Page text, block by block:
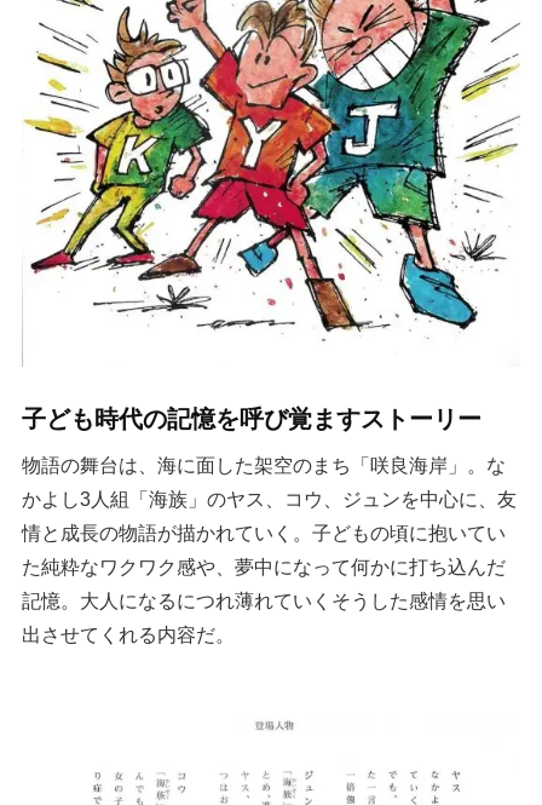
子ども時代の記憶を呼び覚ますストーリー
物語の舞台は、海に面した架空のまち「咲良海岸」。な
かよし3人組「海族」のヤス、コウ、ジュンを中心に、友
情と成長の物語が描かれていく。子どもの頃に抱いてい
た純粋なワクワク感や、夢中になって何かに打ち込んだ
記憶。大人になるにつれ薄れていくそうした感情を思い
出させてくれる内容だ。